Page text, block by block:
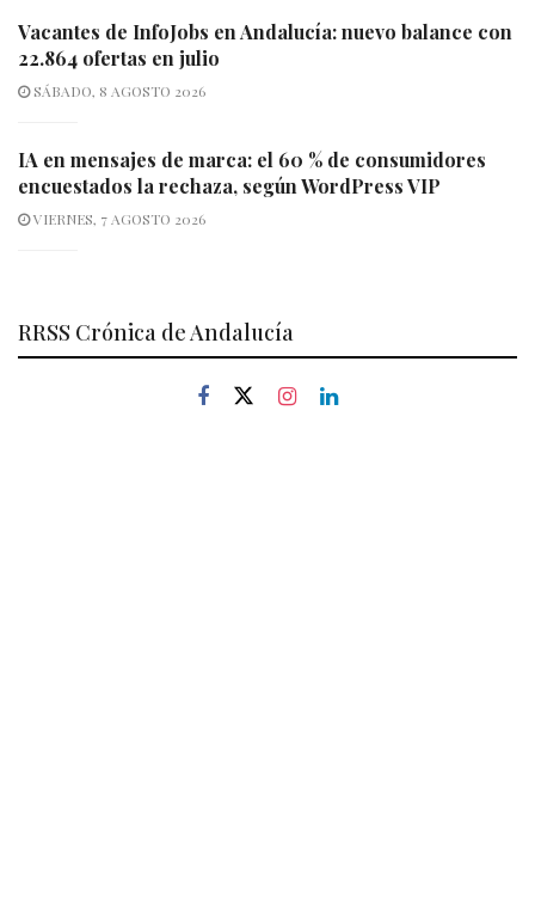
Vacantes de InfoJobs en Andalucía: nuevo balance con
22.864 ofertas en julio
SÁBADO, 8 AGOSTO 2026
IA en mensajes de marca: el 60 % de consumidores
encuestados la rechaza, según WordPress VIP
VIERNES, 7 AGOSTO 2026
RRSS Crónica de Andalucía